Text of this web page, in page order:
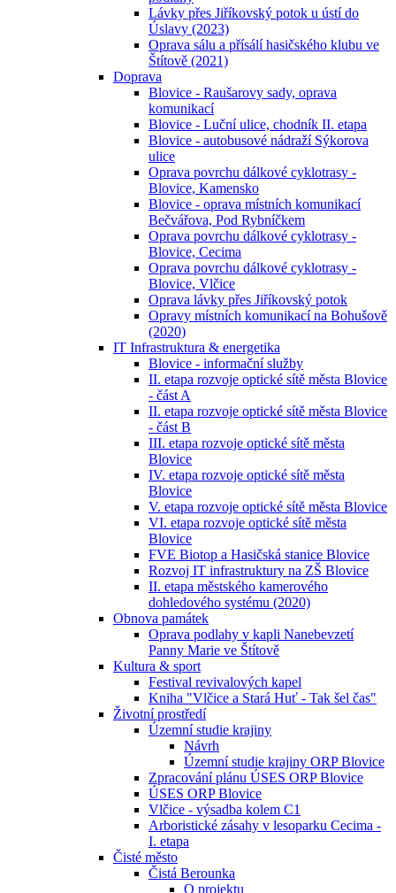
Lávky přes Jiříkovský potok u ústí do
Úslavy (2023)
Oprava sálu a přísálí hasičského klubu ve
Štítově (2021)
Doprava
Blovice - Raušarovy sady, oprava
komunikací
Blovice - Luční ulice, chodník II. etapa
Blovice - autobusové nádraží Sýkorova
ulice
Oprava povrchu dálkové cyklotrasy -
Blovice, Kamensko
Blovice - oprava místních komunikací
Bečvářova, Pod Rybníčkem
Oprava povrchu dálkové cyklotrasy -
Blovice, Cecima
Oprava povrchu dálkové cyklotrasy -
Blovice, Vlčice
Oprava lávky přes Jiříkovský potok
Opravy místních komunikací na Bohušově
(2020)
IT Infrastruktura & energetika
Blovice - informační služby
II. etapa rozvoje optické sítě města Blovice
- část A
II. etapa rozvoje optické sítě města Blovice
- část B
III. etapa rozvoje optické sítě města
Blovice
IV. etapa rozvoje optické sítě města
Blovice
V. etapa rozvoje optické sítě města Blovice
VI. etapa rozvoje optické sítě města
Blovice
FVE Biotop a Hasičská stanice Blovice
Rozvoj IT infrastruktury na ZŠ Blovice
II. etapa městského kamerového
dohledového systému (2020)
Obnova památek
Oprava podlahy v kapli Nanebevzetí
Panny Marie ve Štítově
Kultura & sport
Festival revivalových kapel
Kniha "Vlčice a Stará Huť - Tak šel čas"
Životní prostředí
Územní studie krajiny
Návrh
Územní studie krajiny ORP Blovice
Zpracování plánu ÚSES ORP Blovice
ÚSES ORP Blovice
Vlčice - výsadba kolem C1
Arboristické zásahy v lesoparku Cecima -
I. etapa
Čisté město
Čistá Berounka
O projektu